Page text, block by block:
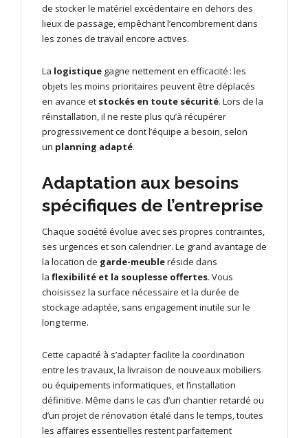
de stocker le matériel excédentaire en dehors des
lieux de passage, empêchant l’encombrement dans
les zones de travail encore actives.
La logistique gagne nettement en efficacité : les
objets les moins prioritaires peuvent être déplacés
en avance et stockés en toute sécurité. Lors de la
réinstallation, il ne reste plus qu’à récupérer
progressivement ce dont l’équipe a besoin, selon
un planning adapté.
Adaptation aux besoins
spécifiques de l’entreprise
Chaque société évolue avec ses propres contraintes,
ses urgences et son calendrier. Le grand avantage de
la location de garde-meubleréside dans
la flexibilité et la souplesse offertes. Vous
choisissez la surface nécessaire et la durée de
stockage adaptée, sans engagement inutile sur le
long terme.
Cette capacité à s’adapter facilite la coordination
entre les travaux, la livraison de nouveaux mobiliers
ou équipements informatiques, et l’installation
définitive. Même dans le cas d’un chantier retardé ou
d’un projet de rénovation étalé dans le temps, toutes
les affaires essentielles restent parfaitement